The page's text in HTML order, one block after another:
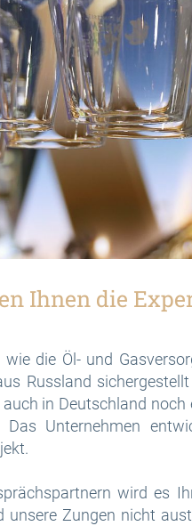
Ihnen die
die Öl- und
Russland
in Deutschland
Unternehmen
wird es
Zungen nicht